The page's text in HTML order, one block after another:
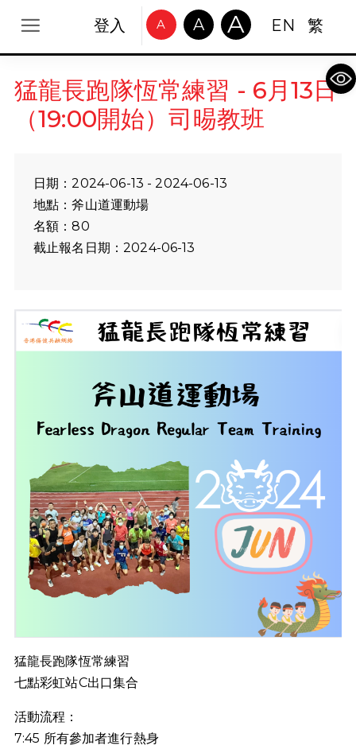
登入 A A A EN 繁
猛龍長跑隊恆常練習 - 6月13日
（19:00開始）司晹教班
日期：2024-06-13 - 2024-06-13
地點：斧山道運動場
名額：80
截止報名日期：2024-06-13
猛龍長跑隊恆常練習
七點彩虹站C出口集合
活動流程：
7:45 所有參加者進行熱身